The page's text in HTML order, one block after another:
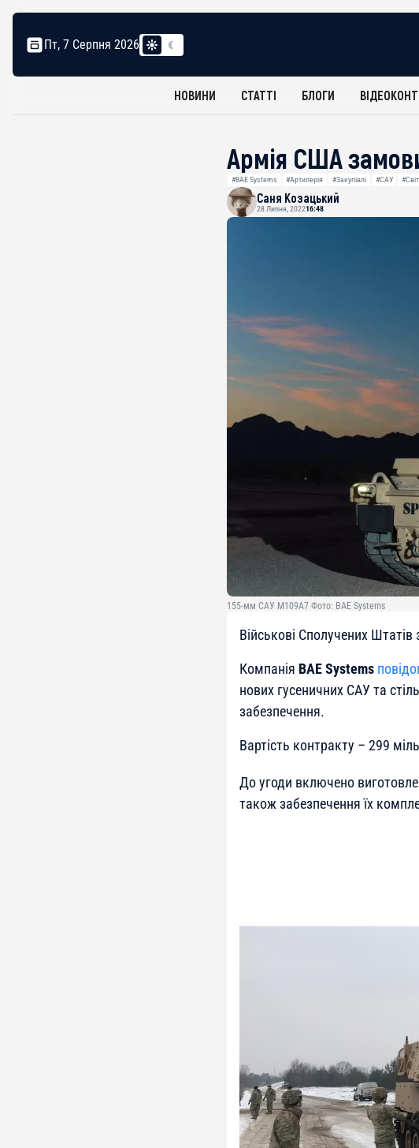
Пт, 7 Серпня 2026
НОВИНИ СТАТТІ БЛОГИ
Армія США
#BAE Systems #Артилерія #Закупівлі #САУ #Світ
Саня Козацький
28 Липня, 202216:48
155-мм САУ M109A7 Фото: BAE Systems
Військові Сполучених
Компанія BAE Systems
нових гусеничних САУ та
забезпечення.
Вартість контракту – 299
До угоди включено
також забезпечення їх